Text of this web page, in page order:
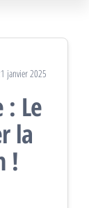
janvier 2025
: Le
la
!